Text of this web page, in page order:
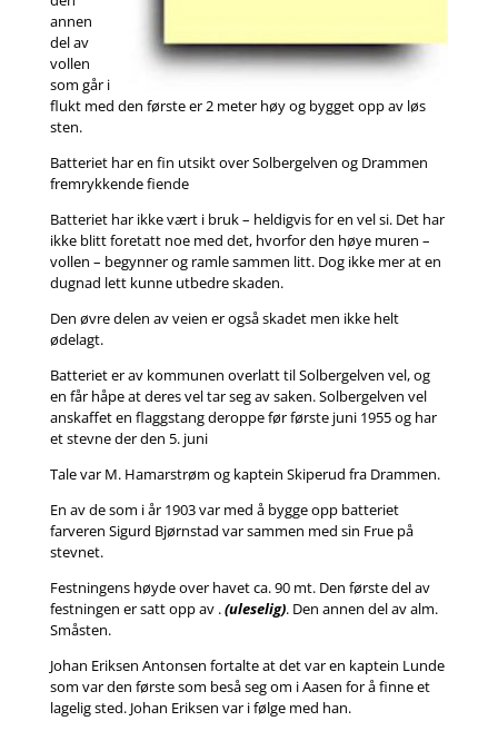
annen
del av
vollen
som går i
flukt med den første er 2 meter høy og bygget opp av løs
sten.
Batteriet har en fin utsikt over Solbergelven og Drammen
fremrykkende fiende
Batteriet har ikke vært i bruk – heldigvis for en vel si. Det har
ikke blitt foretatt noe med det, hvorfor den høye muren –
vollen – begynner og ramle sammen litt. Dog ikke mer at en
dugnad lett kunne utbedre skaden.
Den øvre delen av veien er også skadet men ikke helt
ødelagt.
Batteriet er av kommunen overlatt til Solbergelven vel, og
en får håpe at deres vel tar seg av saken. Solbergelven vel
anskaffet en flaggstang deroppe før første juni 1955 og har
et stevne der den 5. juni
Tale var M. Hamarstrøm og kaptein Skiperud fra Drammen.
En av de som i år 1903 var med å bygge opp batteriet
farveren Sigurd Bjørnstad var sammen med sin Frue på
stevnet.
Festningens høyde over havet ca. 90 mt. Den første del av
festningen er satt opp av .(uleselig). Den annen del av alm.
Småsten.
Johan Eriksen Antonsen fortalte at det var en kaptein Lunde
som var den første som beså seg om i Aasen for å finne et
lagelig sted. Johan Eriksen var i følge med han.